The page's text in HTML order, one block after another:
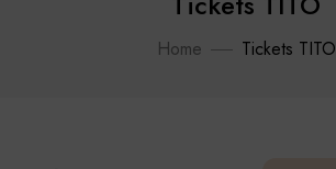
Home Tickets TITO